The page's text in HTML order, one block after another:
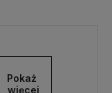
Pokaż
więcej